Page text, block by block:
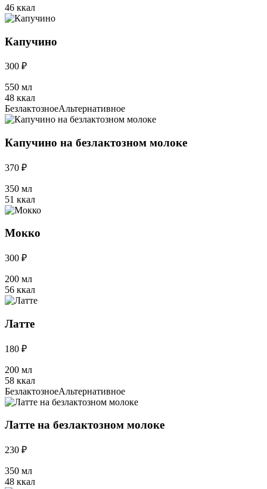
46 ккал
Капучино
300 ₽
550 мл
48 ккал
БезлактозноеАльтернативное
Капучино на безлактозном молоке
370 ₽
350 мл
51 ккал
Мокко
300 ₽
200 мл
56 ккал
Латте
180 ₽
200 мл
58 ккал
БезлактозноеАльтернативное
Латте на безлактозном молоке
230 ₽
350 мл
48 ккал